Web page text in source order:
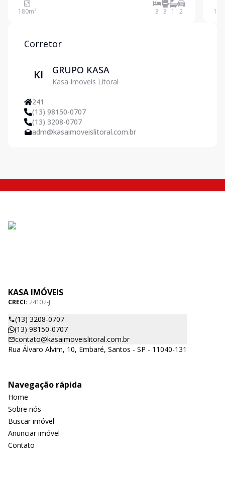
projetados para garantir conforto, praticidade e
sofisticação.Possui 03 dormitórios, sendo 1 suíte
180m² 3 3 1 2 144
Corretor
KI GRUPO KASA
Kasa Imoveis Litoral
241
(13) 98150-0707
(13) 3208-0707
adm@kasaimoveislitoral.com.br
KASA IMÓVEIS
CRECI: 24102-J
(13) 3208-0707
(13) 98150-0707
contato@kasaimoveislitoral.com.br
Rua Álvaro Alvim, 10, Embaré, Santos - SP - 11040-131
Navegação rápida
Home
Sobre nós
Buscar imóvel
Anunciar imóvel
Contato